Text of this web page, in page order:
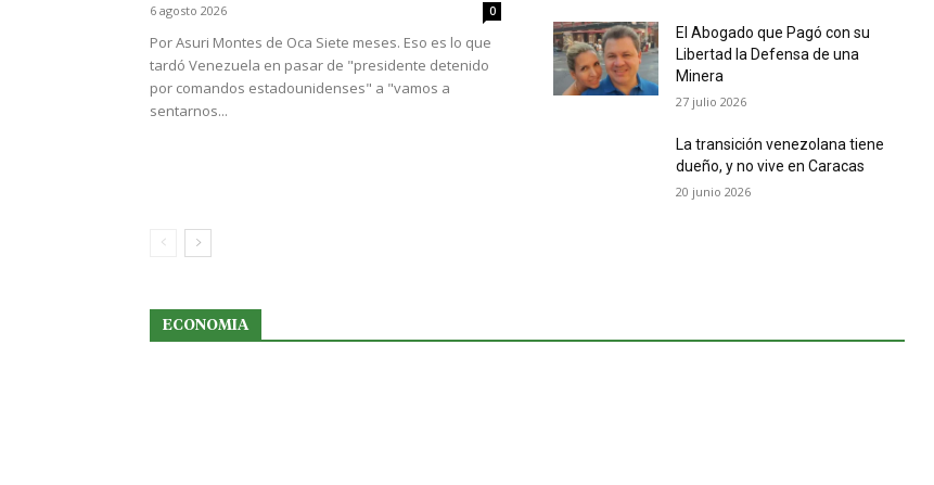
6 agosto 2026 0
Por Asuri Montes de Oca Siete meses. Eso es lo que
tardó Venezuela en pasar de "presidente detenido
por comandos estadounidenses" a "vamos a
sentarnos...
El Abogado que Pagó con su
Libertad la Defensa de una
Minera
27 julio 2026
La transición venezolana tiene
dueño, y no vive en Caracas
20 junio 2026
ECONOMIA